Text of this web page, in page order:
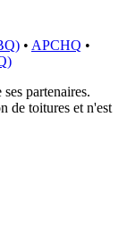
• APCHQ •
partenaires.
de toitures et n'est